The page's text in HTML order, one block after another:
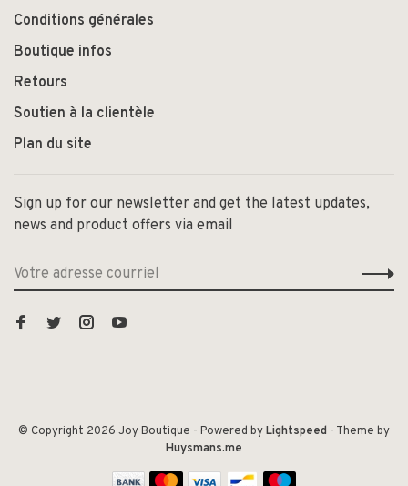
Conditions générales
Boutique infos
Retours
Soutien à la clientèle
Plan du site
Sign up for our newsletter and get the latest updates,
news and product offers via email
© Copyright 2026 Joy Boutique - Powered byLightspeed - Theme by
Huysmans.me